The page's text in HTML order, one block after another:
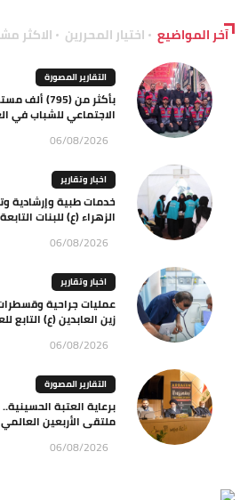
آخر المواضيع اختيار المحررين الاكثر
التقارير المصورة
بأكثر من
الاجتماعي للشباب في
06/08/2026
اخبار وتقارير
خدمات طبية وإرشادية
الزهراء (ع) للبنات
06/08/2026
اخبار وتقارير
عمليات جراحية
زين العابدين (ع) التابع
06/08/2026
التقارير المصورة
برعاية العتبة
ملتقى الأربعين
06/08/2026